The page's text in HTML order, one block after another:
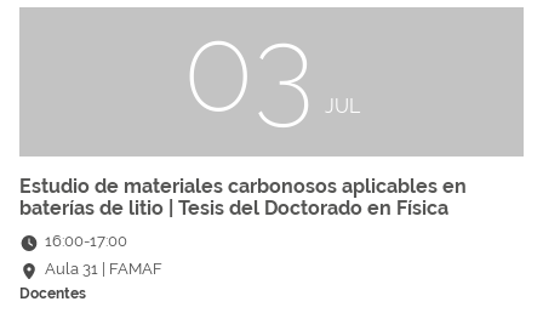
03 JUL
Estudio de materiales carbonosos aplicables en
baterías de litio | Tesis del Doctorado en Física
16:00-17:00
Aula 31 | FAMAF
Docentes